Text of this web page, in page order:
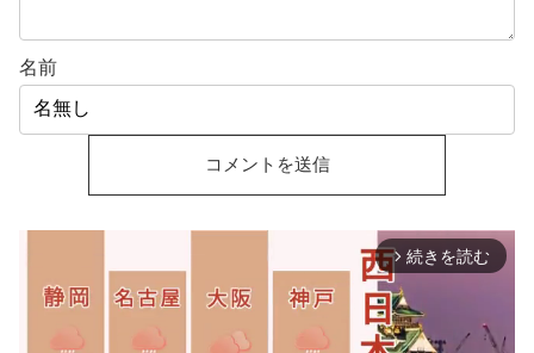
名前
arrow_forward_ios 続きを読む